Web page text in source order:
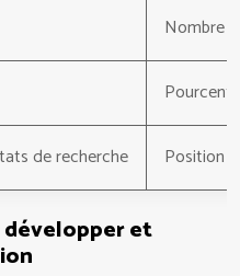
Nombre
de recherche Position
et